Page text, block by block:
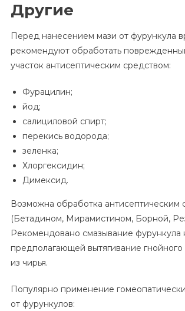
Другие
Перед нанесением мази от фурункула
рекомендуют обработать
участок антисептическим средством:
Фурацилин;
йод;
салициловой спирт;
перекись водорода;
зеленка;
Хлоргексидин;
Димексид.
Возможна обработка антисептическим
(Бетадином, Мирамистином, Борной,
Рекомендовано смазывание фурункула
предполагающей вытягивание
из чирья.
Популярно применение
от фурункулов: